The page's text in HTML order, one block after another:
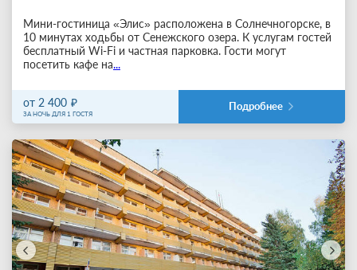
Мини-гостиница «Элис» расположена в Солнечногорске, в
10 минутах ходьбы от Сенежского озера. К услугам гостей
бесплатный Wi-Fi и частная парковка. Гости могут
посетить кафе на...
от 2 400
ЗА НОЧЬ ДЛЯ 1 ГОСТЯ
Подробнее